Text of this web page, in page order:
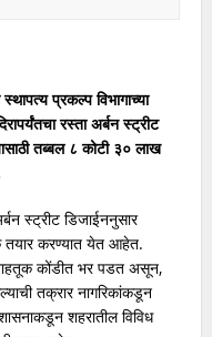
प्रकल्प विभागाच्या
रस्ता अर्बन स्ट्रीट
तब्बल ८ कोटी ३० लाख
स्ट्रीट डिजाईननुसार
करण्यात येत आहेत.
कोंडीत भर पडत असून,
तक्रार नागरिकांकडून
शहरातील विविध